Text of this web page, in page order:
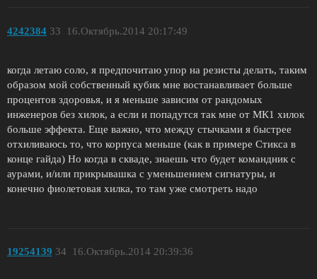
4242384 16.Октябрь.2014 20:17:49
33
когда летаю соло, я предпочитаю упор на резисты делать, таким
образом мой собственный кубик мне востанавливает больше
процентов здоровья, и я мeньше зависим от рандомых
инженеров без хилок, а если и попадутся так мне от МК1 хилок
больше эффекта. Еще важно, что между стычками я быстрее
отхиливаюсь то, что корпуса меньше (как в примере Стикса в
конце гайда) Но когда в скваде, знаешь что будет командник с
аурами, и/или прикрывашка с уменьшением сигнатуры, и
конечно фиолетовая хилка, то там уже смотреть надо
19254139 16.Октябрь.2014 20:39:36
34